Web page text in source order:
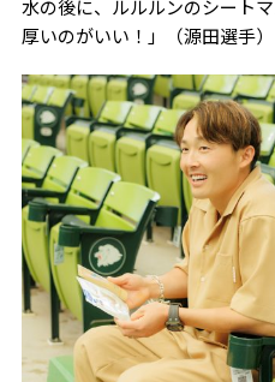
水の後に、ルルルンのシート
厚いのがいい！」（源田選手）